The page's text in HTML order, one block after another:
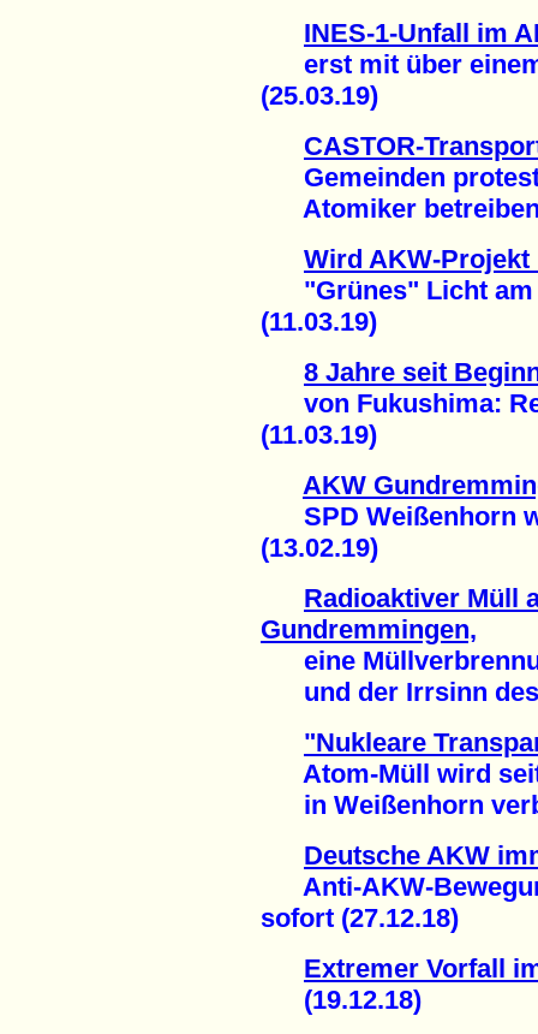
INES-1-Unfall im
erst mit über einem
(25.03.19)
CASTOR-
Gemeinden
Atomiker betreiben
Wird AKW-
"Grünes" Licht am
(11.03.19)
8 Jahre seit
von Fukushima:
(11.03.19)
AKW
SPD Weißenhorn
(13.02.19)
Radioaktiver Müll
Gundremmingen,
eine
und der Irrsinn des
"Nukleare
Atom-Müll wird
in Weißenhorn
Deutsche AKW
Anti-AKW-
sofort (27.12.18)
Extremer Vorfall
(19.12.18)